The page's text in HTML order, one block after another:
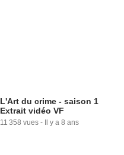
L'Art du crime - saison 1
Extrait vidéo VF
11 358 vues - Il y a 8 ans